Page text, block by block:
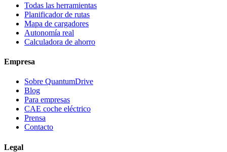
Todas las herramientas
Planificador de rutas
Mapa de cargadores
Autonomía real
Calculadora de ahorro
Empresa
Sobre QuantumDrive
Blog
Para empresas
CAE coche eléctrico
Prensa
Contacto
Legal